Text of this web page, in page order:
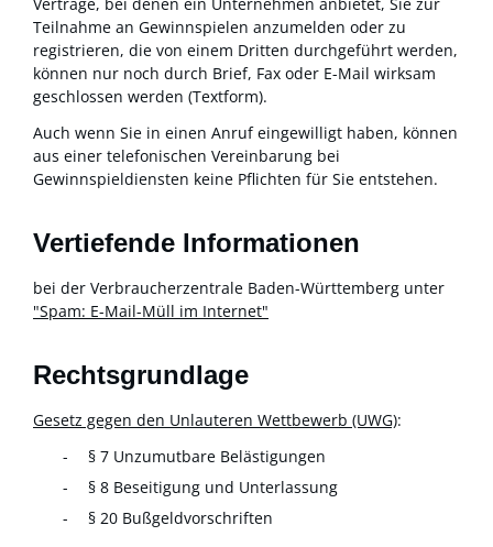
Teilnahme an Gewinnspielen anzumelden oder zu
registrieren, die von einem Dritten durchgeführt werden,
können nur noch durch Brief, Fax oder E-Mail wirksam
geschlossen werden (Textform).
Auch wenn Sie in einen Anruf eingewilligt haben, können
aus einer telefonischen Vereinbarung bei
Gewinnspieldiensten keine Pflichten für Sie entstehen.
Vertiefende Informationen
bei der Verbraucherzentrale Baden-Württemberg unter
"Spam: E-Mail-Müll im Internet"
Rechtsgrundlage
Gesetz gegen den Unlauteren Wettbewerb (UWG):
§ 7 Unzumutbare Belästigungen
§ 8 Beseitigung und Unterlassung
§ 20 Bußgeldvorschriften